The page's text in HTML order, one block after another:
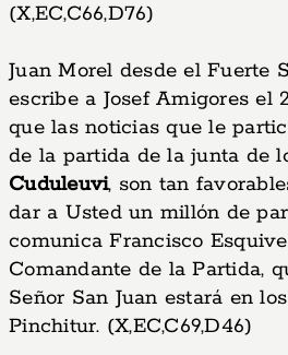
(X,EC,C66,D76)
Juan Morel desde el Fuerte
escribe a Josef Amigores el
que las noticias que le
de la partida de la junta de
Cuduleuvi, son tan
dar a Usted un millón de
comunica Francisco
Comandante de la Partida,
Señor San Juan estará en
Pinchitur. (X,EC,C69,D46)